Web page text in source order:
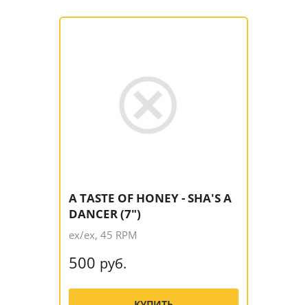
A TASTE OF HONEY - SHA'S A
DANCER (7")
ex/ex, 45 RPM
500 руб.